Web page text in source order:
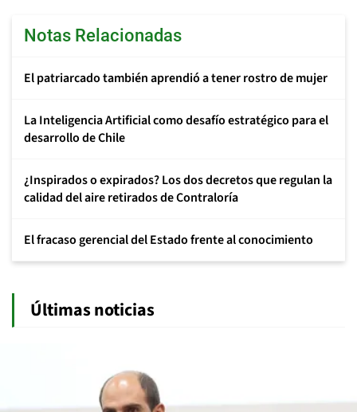
Notas Relacionadas
El patriarcado también aprendió a tener rostro de mujer
La Inteligencia Artificial como desafío estratégico para el
desarrollo de Chile
¿Inspirados o expirados? Los dos decretos que regulan la
calidad del aire retirados de Contraloría
El fracaso gerencial del Estado frente al conocimiento
Últimas noticias